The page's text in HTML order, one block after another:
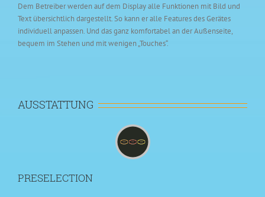
Dem Betreiber werden auf dem Display alle Funktionen mit Bild und
Text übersichtlich dargestellt. So kann er alle Features des Gerätes
individuell anpassen. Und das ganz komfortabel an der Außenseite,
bequem im Stehen und mit wenigen „Touches“.
AUSSTATTUNG
PRESELECTION